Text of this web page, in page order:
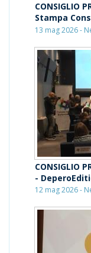
CONSIGLIO
Stampa
13 mag 2026 -
CONSIGLIO
-
12 mag 2026 -